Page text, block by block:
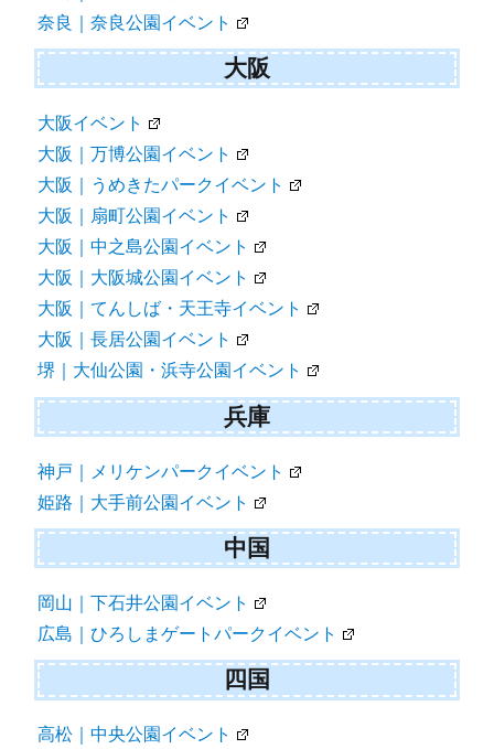
奈良｜奈良公園イベント
大阪
大阪イベント
大阪｜万博公園イベント
大阪｜うめきたパークイベント
大阪｜扇町公園イベント
大阪｜中之島公園イベント
大阪｜大阪城公園イベント
大阪｜てんしば・天王寺イベント
大阪｜長居公園イベント
堺｜大仙公園・浜寺公園イベント
兵庫
神戸｜メリケンパークイベント
姫路｜大手前公園イベント
中国
岡山｜下石井公園イベント
広島｜ひろしまゲートパークイベント
四国
高松｜中央公園イベント